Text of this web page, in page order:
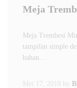
Meja
Meja Trembesi
tampilan simple
bahan…
Mei 17, 2018 by